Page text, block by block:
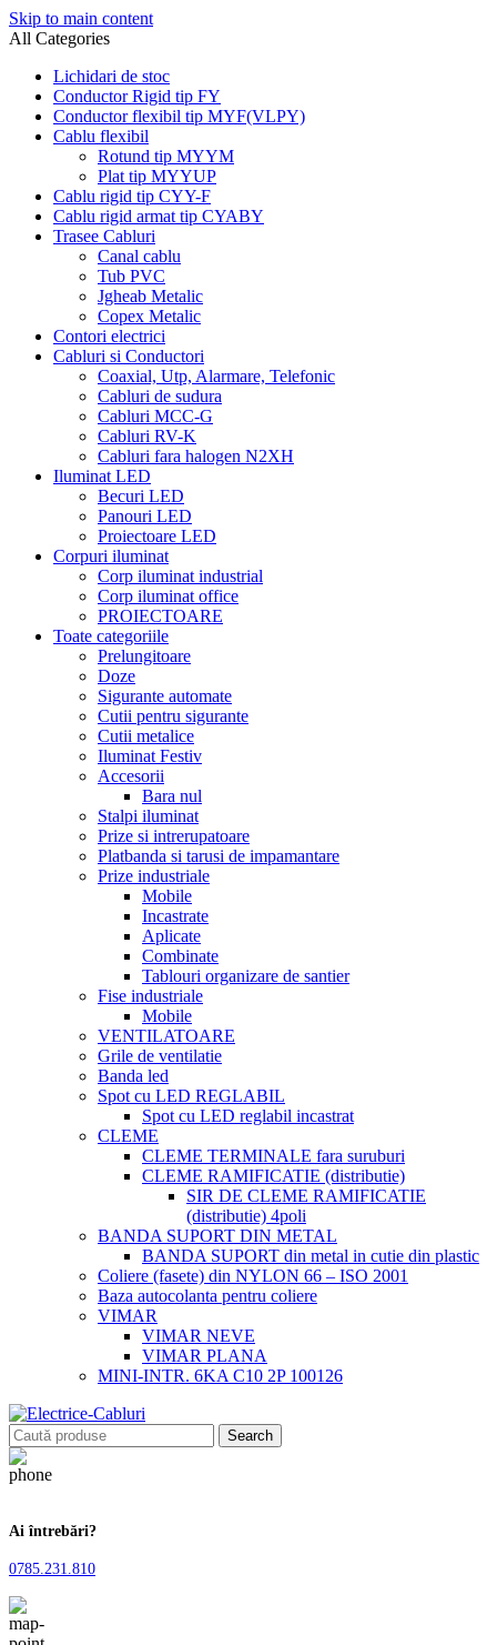
Skip to main content
All Categories
Lichidari de stoc
Conductor Rigid tip FY
Conductor flexibil tip MYF(VLPY)
Cablu flexibil
Rotund tip MYYM
Plat tip MYYUP
Cablu rigid tip CYY-F
Cablu rigid armat tip CYABY
Trasee Cabluri
Canal cablu
Tub PVC
Jgheab Metalic
Copex Metalic
Contori electrici
Cabluri si Conductori
Coaxial, Utp, Alarmare, Telefonic
Cabluri de sudura
Cabluri MCC-G
Cabluri RV-K
Cabluri fara halogen N2XH
Iluminat LED
Becuri LED
Panouri LED
Proiectoare LED
Corpuri iluminat
Corp iluminat industrial
Corp iluminat office
PROIECTOARE
Toate categoriile
Prelungitoare
Doze
Sigurante automate
Cutii pentru sigurante
Cutii metalice
Iluminat Festiv
Accesorii
Bara nul
Stalpi iluminat
Prize si intrerupatoare
Platbanda si tarusi de impamantare
Prize industriale
Mobile
Incastrate
Aplicate
Combinate
Tablouri organizare de santier
Fise industriale
Mobile
VENTILATOARE
Grile de ventilatie
Banda led
Spot cu LED REGLABIL
Spot cu LED reglabil incastrat
CLEME
CLEME TERMINALE fara suruburi
CLEME RAMIFICATIE (distributie)
SIR DE CLEME RAMIFICATIE
(distributie) 4poli
BANDA SUPORT DIN METAL
BANDA SUPORT din metal in cutie din plastic
Coliere (fasete) din NYLON 66 – ISO 2001
Baza autocolanta pentru coliere
VIMAR
VIMAR NEVE
VIMAR PLANA
MINI-INTR. 6KA C10 2P 100126
Search
Ai întrebări?
0785.231.810